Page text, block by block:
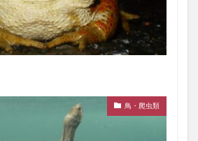
鳥・爬虫類